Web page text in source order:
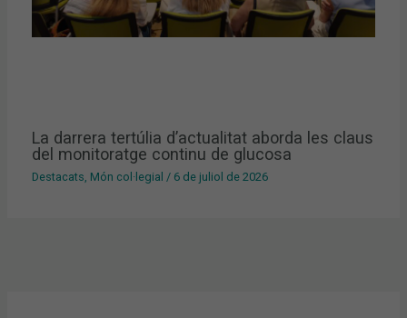
La darrera tertúlia d’actualitat aborda les claus
del monitoratge continu de glucosa
Destacats, Món col·legial / 6 de juliol de 2026